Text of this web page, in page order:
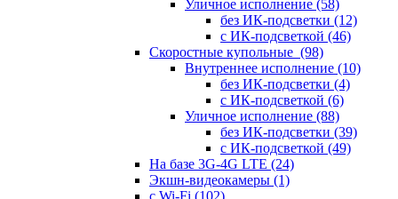
Уличное исполнение (58)
без ИК-подсветки (12)
с ИК-подсветкой (46)
Скоростные купольные (98)
Внутреннее исполнение (10)
без ИК-подсветки (4)
с ИК-подсветкой (6)
Уличное исполнение (88)
без ИК-подсветки (39)
с ИК-подсветкой (49)
На базе 3G-4G LTE (24)
Экшн-видеокамеры (1)
с Wi-Fi (102)